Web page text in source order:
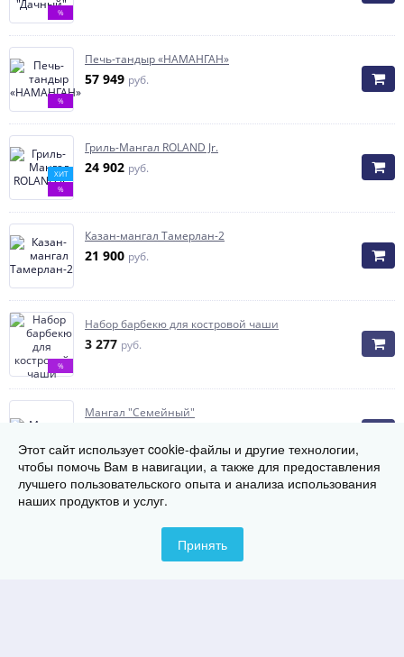
%
%
Печь-тандыр «НАМАНГАН»
57 949 руб.
ХИТ
%
Гриль-Мангал ROLAND Jr.
24 902 руб.
Казан-мангал Тамерлан-2
21 900 руб.
%
Набор барбекю для костровой чаши
3 277 руб.
Мангал "Семейный"
Печь Казан-Мангал Лайт
Этот сайт использует cookie-файлы и другие технологии,
чтобы помочь Вам в навигации, а также для предоставления
лучшего пользовательского опыта и анализа использования
наших продуктов и услуг.
Принять